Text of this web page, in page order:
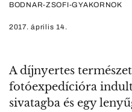
BODNAR-ZSOFI-GYAKORNOK
2017. április 14.
A díjnyertes
fotóexpedícióra
sivatagba és egy